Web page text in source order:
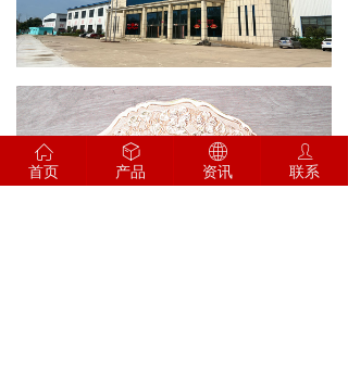
ꀇ
首页
ꁦ
产品
ꄓ
资讯
ꄑ
联系